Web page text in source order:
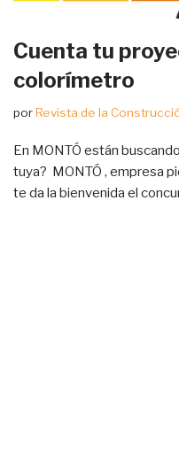
Cuenta tu
colorímetro
porRevista de la
‌En MONTÓ están
tuya? MONTÓ , empresa
te da la bienvenida el